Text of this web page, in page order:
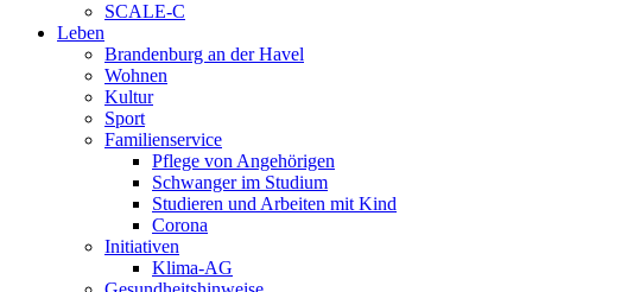
SCALE-C
Leben
Brandenburg an der Havel
Wohnen
Kultur
Sport
Familienservice
Pflege von Angehörigen
Schwanger im Studium
Studieren und Arbeiten mit Kind
Corona
Initiativen
Klima-AG